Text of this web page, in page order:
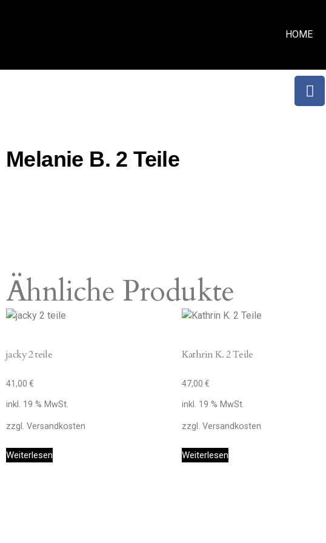
HOME
Melanie B. 2 Teile
Ähnliche Produkte
jacky 2 teile
41,00 €
inkl. 19 % MwSt.
zzgl. Versandkosten
Weiterlesen
Kathrin K. 2 Teile
47,00 €
inkl. 19 % MwSt.
zzgl. Versandkosten
Weiterlesen